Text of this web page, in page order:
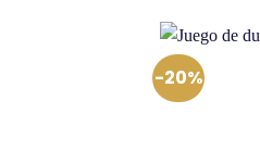
-20%